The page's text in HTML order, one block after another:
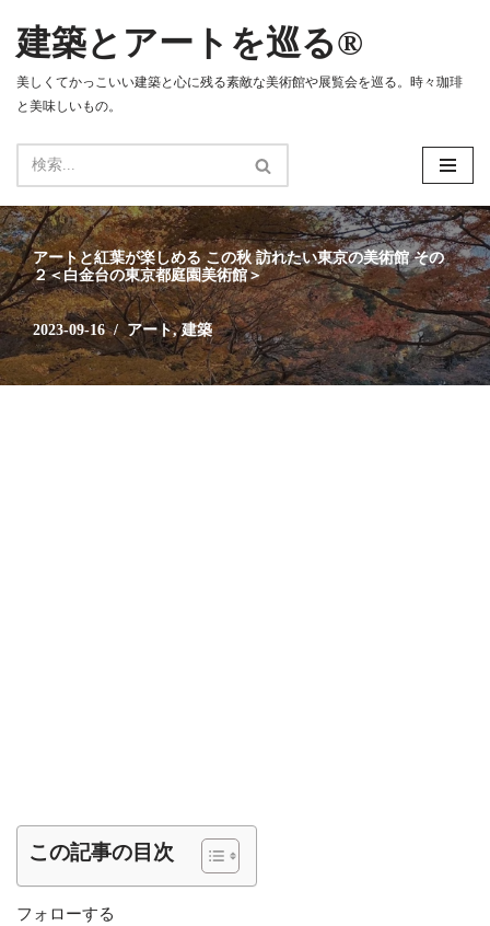
コ
ン
テ
ス
キ
ッ
プ
建築とアートを巡る®
美しくてかっこいい建築と心に残る素敵な美術館や展覧会を巡る。時々珈琲
と美味しいもの。
アートと紅葉が楽しめる この秋 訪れたい東京の美術館 その
２＜白金台の東京都庭園美術館＞
2023-09-16 アート,建築
この記事の目次
フォローする